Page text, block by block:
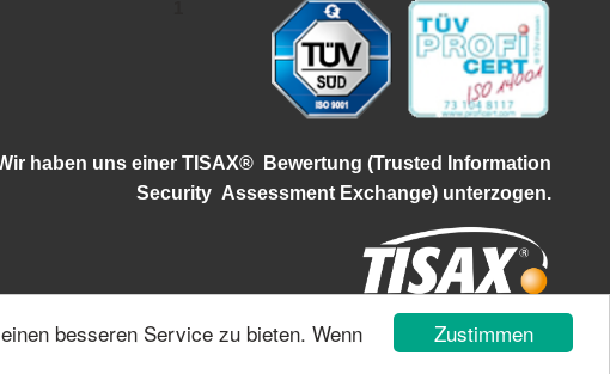
Zustimmen
besseren Service zu bieten. Wenn
haben uns einer TISAX®
Bewertung (Trusted Information
Security Assessment Exchange) unterzogen.
Impressum | Datenschutz|Login